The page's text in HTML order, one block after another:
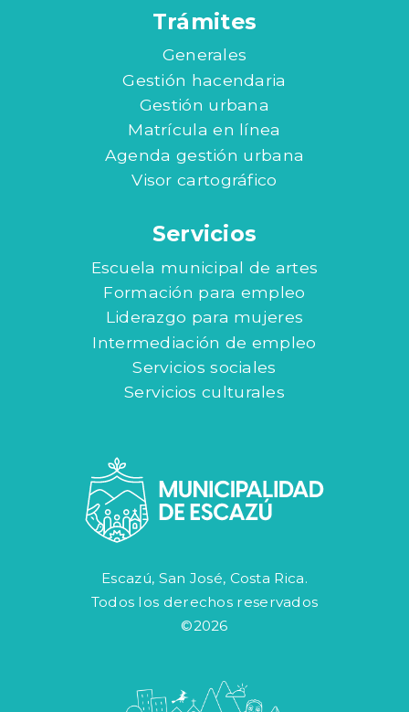
Trámites
Generales
Gestión hacendaria
Gestión urbana
Matrícula en línea
Agenda gestión urbana
Visor cartográfico
Servicios
Escuela municipal de artes
Formación para empleo
Liderazgo para mujeres
Intermediación de empleo
Servicios sociales
Servicios culturales
Escazú, San José, Costa Rica.
Todos los derechos reservados
©2026